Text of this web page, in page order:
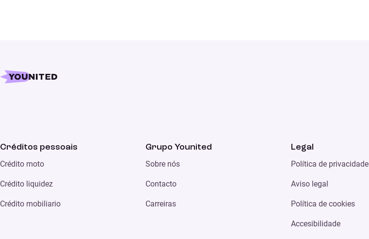
Créditos pessoais
Crédito moto
Crédito liquidez
Crédito mobiliario
Grupo Younited
Sobre nós
Contacto
Carreiras
Legal
Política de privacidade
Aviso legal
Política de cookies
Accesibilidade